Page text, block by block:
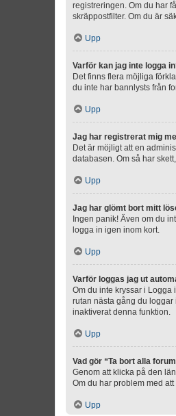
registreringen. Om du har
skräppostfilter. Om du är
Upp
Varför kan jag inte logga
Det finns flera möjliga
du inte har bannlysts från
Upp
Jag har registrerat mig
Det är möjligt att en
databasen. Om så har
Upp
Jag har glömt bort mitt
Ingen panik! Även om du
logga in igen inom kort.
Upp
Varför loggas jag ut
Om du inte kryssar i Logga
rutan nästa gång du loggar
inaktiverat denna funktion.
Upp
Vad gör “Ta bort alla
Genom att klicka på den
Om du har problem med
Upp